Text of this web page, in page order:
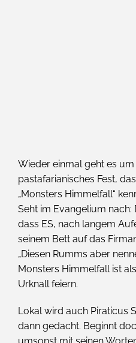
Wieder einmal geht es um
pastafarianisches Fest,
„Monsters Himmelfall“
Seht im Evangelium nach:
dass ES, nach langem
seinem Bett auf das
„Diesen Rumms aber
Monsters Himmelfall ist
Urknall feiern.
Lokal wird auch Piraticus
dann gedacht. Beginnt